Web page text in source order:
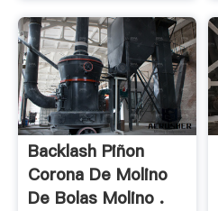
Backlash Piñon
Corona De Molino
De Bolas Molino .